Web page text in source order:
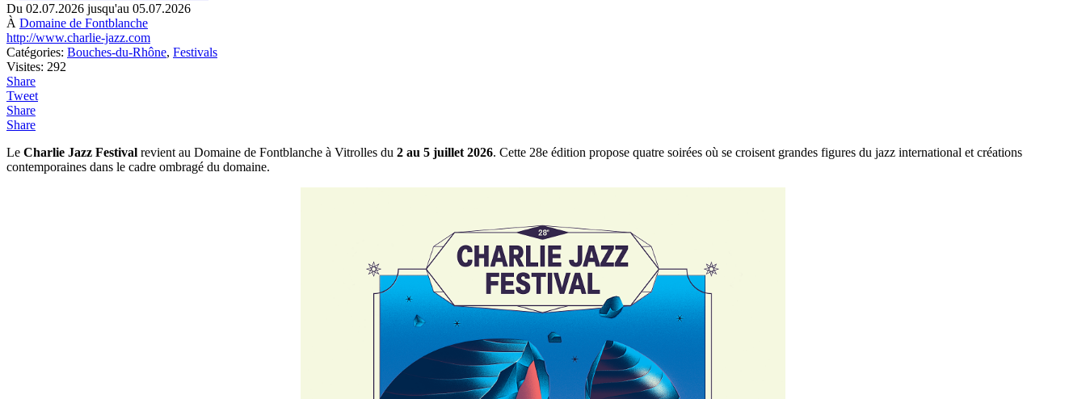
Du 02.07.2026 jusqu'au 05.07.2026
À Domaine de Fontblanche
http://www.charlie-jazz.com
Catégories: Bouches-du-Rhône, Festivals
Visites: 292
Share
Tweet
Share
Share
Le Charlie Jazz Festival revient au Domaine de Fontblanche à Vitrolles du 2 au 5 juillet 2026. Cette 28e édition propose quatre soirées où se croisent grandes figures du jazz international et créations
contemporaines dans le cadre ombragé du domaine.